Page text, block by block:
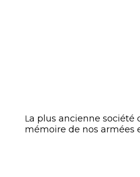
La plus ancienne société
mémoire de nos armées